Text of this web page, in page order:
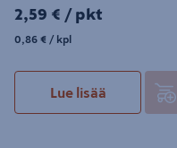
2,59€/pkt
2,59 € / pkt
0,86€/kpl
0,86 € / kpl
Lue lisää